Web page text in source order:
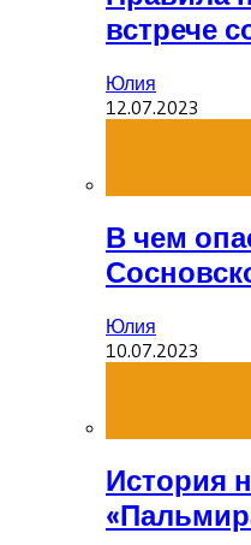
встрече
Юлия
12.07.2023
В чем
Юлия
10.07.2023
История